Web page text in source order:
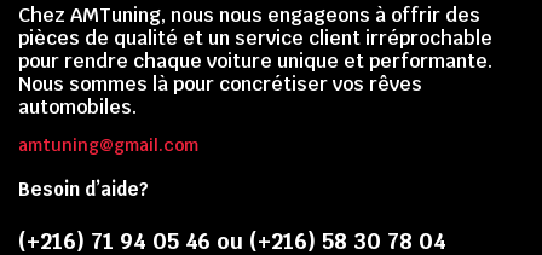
Chez AMTuning, nous nous engageons à offrir des
pièces de qualité et un service client irréprochable
pour rendre chaque voiture unique et performante.
Nous sommes là pour concrétiser vos rêves
automobiles.
amtuning@gmail.com
Besoin d’aide?
(+216) 71 94 05 46 ou (+216) 58 30 78 04